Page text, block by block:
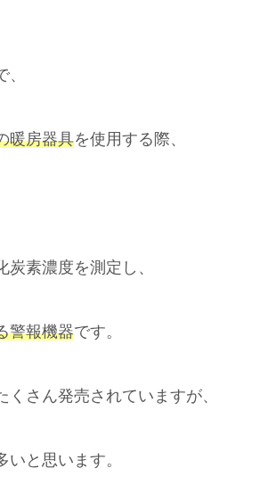
暖房器具を使用する際、
素濃度を測定し、
警報機器です。
さん発売されていますが、
と思います。